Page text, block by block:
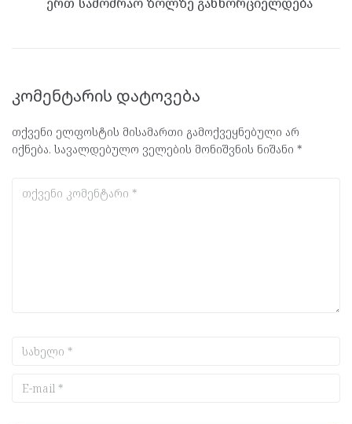
კომენტარის დატოვება
თქვენი ელფოსტის მისამართი გამოქვეყნებული არ
იქნება. სავალდებულო ველების მონიშვნის ნიშანი *